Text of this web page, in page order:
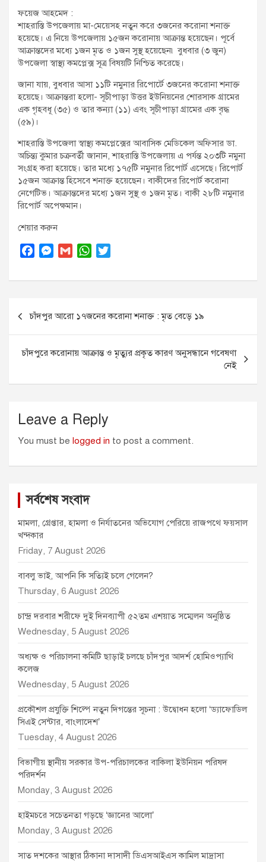
t
:
ফয়েজ আহমেদ :
শাহরাস্তি উপজেলায় মা-মেয়েসহ নতুন করে ৩জনের করোনা শনাক্ত
হয়েছে। এ নিয়ে উপজেলায় ১৫জন করোনায় আক্রান্ত হয়েছেন। পূর্বে
আক্রান্তদের মধ্যে ১জন মৃত ও ১জন সুস্থ্ হয়েছেন৷ বুধবার (৩ জুন)
উপজেলা স্বাস্থ্য কমপ্লেক্স সূত্র বিষয়টি নিশ্চিত করেছে।
জানা যায়, বুধবার আসা ১১টি নমুনার রিপোর্টে ৩জনের করোনা শনাক্ত
হয়েছে। আক্রান্তরা হলো- সূচীপাড়া উত্তর ইউনিয়নের শোরসাক গ্রামের
এক গৃহবধূ (৩৫) ও তার কন্যা (১১) এবং সূচীপাড়া গ্রামের এক বৃদ্ধ
(৫৯)।
শাহরাস্তি উপজেলা স্বাস্থ্য কমপ্লেক্সের আবাসিক মেডিকেল অফিসার ডা.
অচিন্ত্য কুমার চক্রবর্তী জানান, শাহরাস্তি উপজেলায় এ পর্যন্ত ২০৩টি নমুনা
সংগ্রহ করা হয়েছে। তার মধ্যে ১৭৫টি নমুনার রিপোর্ট এসেছে। রিপোর্ট
১৫জন আক্রান্ত হিসেবে শনাক্ত হয়েছেন। বাকীদের রিপোর্ট করোনা
নেগেটিভ। আক্রান্তদের মধ্যে ১জন সুস্থ্ ও ১জন মৃত। বাকী ২৮টি নমুনার
রিপোর্ট অপেক্ষমান।
শেয়ার করুন
c
o
o
k
M
s
g
e
G
a
W
a
A
p
p
i
e
r
Post
navigation
চাঁদপুর আরো ১৭জনের করোনা শনাক্ত : মৃত বেড়ে ১৯
চাঁদপুরে করোনায় আক্রান্ত ও মৃত্যুর প্রকৃত কারণ অনুসন্ধানে গবেষণা
নেই
Leave a Reply
You must be logged in to post a comment.
সর্বশেষ সংবাদ
মামলা, গ্রেপ্তার, হামলা ও নির্যাতনের অভিযোগ পেরিয়ে রাজপথে ফয়সাল
খন্দকার
Friday, 7 August 2026
বাবলু ভাই, আপনি কি সত্যিই চলে গেলেন?
Thursday, 6 August 2026
চান্দ্র দরবার শরীফে দুই দিনব্যাপী ৫২তম এশয়াত সম্মেলন অনুষ্ঠিত
Wednesday, 5 August 2026
অধ্যক্ষ ও পরিচালনা কমিটি ছাড়াই চলছে চাঁদপুর আদর্শ হোমিওপ্যাথি
কলেজ
Wednesday, 5 August 2026
প্রকৌশল প্রযুক্তি শিল্পে নতুন দিগন্তের সূচনা : উদ্বোধন হলো ‘ড্যাফোডিল
সিএই সেন্টার, বাংলাদেশ’
Tuesday, 4 August 2026
বিভাগীয় স্থানীয় সরকার উপ-পরিচালকের বাকিলা ইউনিয়ন পরিষদ
পরিদর্শন
Monday, 3 August 2026
হাইমচরে সচেতনতা গড়ছে ‘জ্ঞানের আলো’
Monday, 3 August 2026
সাত দশকের আস্থার ঠিকানা দাসাদী ডিএসআইএস কামিল মাদ্রাসা